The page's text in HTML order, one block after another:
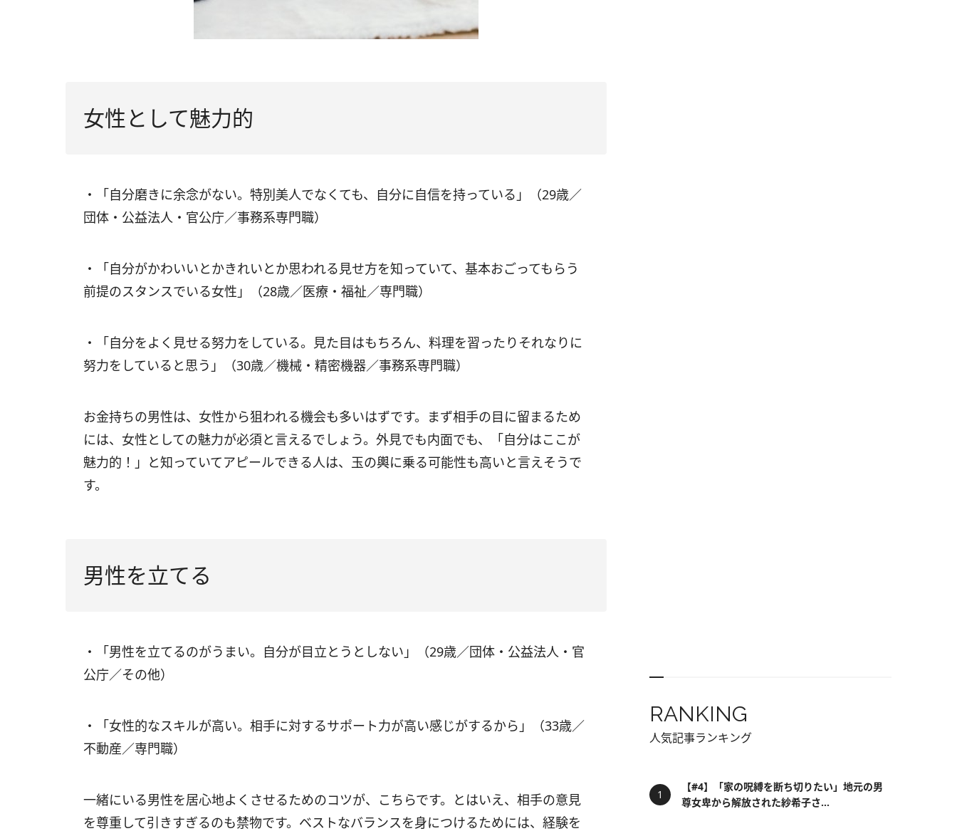
女性として魅力的
・「自分磨きに余念がない。特別美人でなくても、自分に自信を持っている」（29歳／
団体・公益法人・官公庁／事務系専門職）
・「自分がかわいいとかきれいとか思われる見せ方を知っていて、基本おごってもらう
前提のスタンスでいる女性」（28歳／医療・福祉／専門職）
・「自分をよく見せる努力をしている。見た目はもちろん、料理を習ったりそれなりに
努力をしていると思う」（30歳／機械・精密機器／事務系専門職）
お金持ちの男性は、女性から狙われる機会も多いはずです。まず相手の目に留まるため
には、女性としての魅力が必須と言えるでしょう。外見でも内面でも、「自分はここが
魅力的！」と知っていてアピールできる人は、玉の輿に乗る可能性も高いと言えそうで
す。
男性を立てる
・「男性を立てるのがうまい。自分が目立とうとしない」（29歳／団体・公益法人・官
公庁／その他）
・「女性的なスキルが高い。相手に対するサポート力が高い感じがするから」（33歳／
不動産／専門職）
一緒にいる男性を居心地よくさせるためのコツが、こちらです。とはいえ、相手の意見
を尊重して引きすぎるのも禁物です。ベストなバランスを身につけるためには、経験を
RANKING
人気記事ランキング
【#4】「家の呪縛を断ち切りたい」地元の男
尊女卑から解放された紗希子さ...